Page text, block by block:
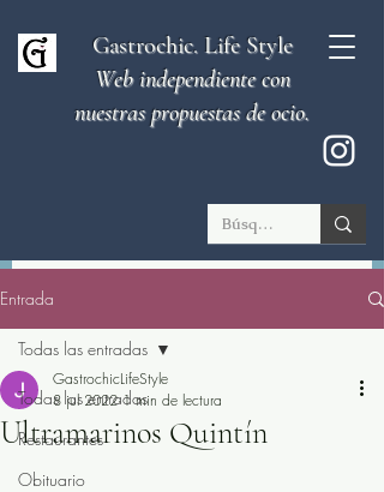
Gastrochic. Life Style
Web independiente con
nuestras propuestas de ocio.
Entrada
Todas las entradas
Restaurantes
Obituario
Todas las entradas
Ultramarinos Quintín
GastrochicLifeStyle
8 jul 2022 1 min de lectura